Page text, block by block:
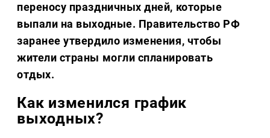
переносу праздничных дней, которые
выпали на выходные. Правительство РФ
заранее утвердило изменения, чтобы
жители страны могли спланировать
отдых.
Как изменился график
выходных?